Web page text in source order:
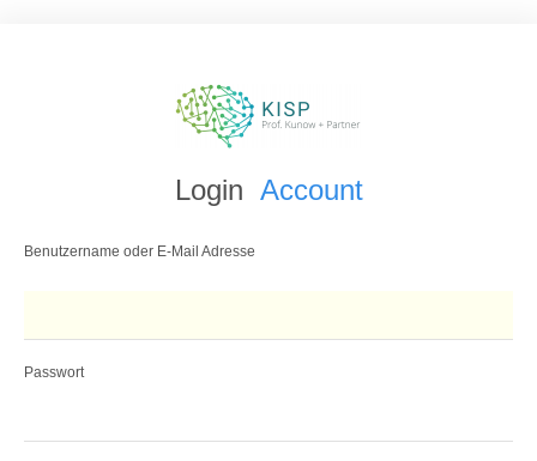
Login Account
Benutzername oder E-Mail Adresse
Passwort